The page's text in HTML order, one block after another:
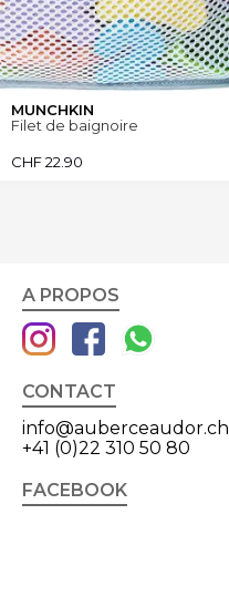
MUNCHKIN
Filet de baignoire
CHF22.90
A PROPOS
CONTACT
info@auberceaudor.ch
+41 (0)22 310 50 80
FACEBOOK